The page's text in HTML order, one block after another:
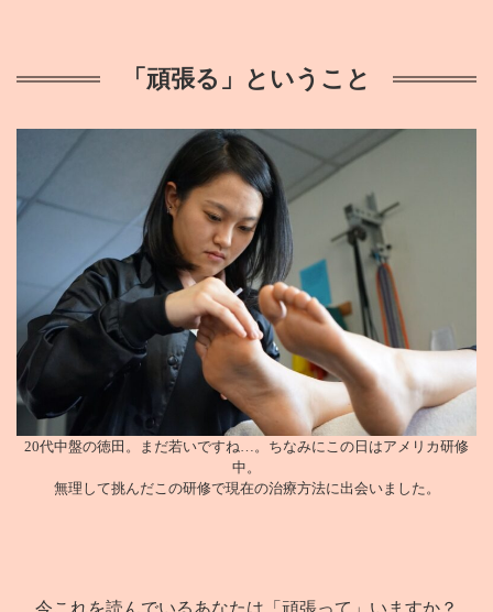
「頑張る」ということ
20代中盤の徳田。まだ若いですね…。ちなみにこの日はアメリカ研修
中。
無理して挑んだこの研修で現在の治療方法に出会いました。
今これを読んでいるあなたは「頑張って」いますか？